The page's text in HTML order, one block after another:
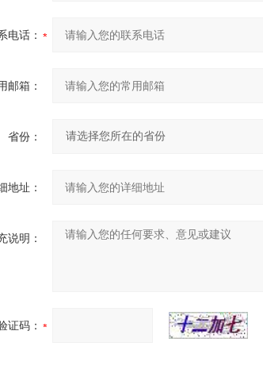
电话：
邮箱：
省份：
地址：
说明：
证码：